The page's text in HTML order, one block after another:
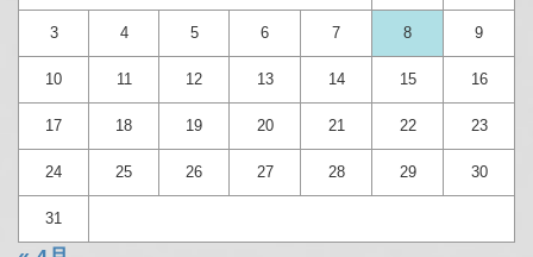
3 4 5 6 7 8 9
10 11 12 13 14 15 16
17 18 19 20 21 22 23
24 25 26 27 28 29 30
31